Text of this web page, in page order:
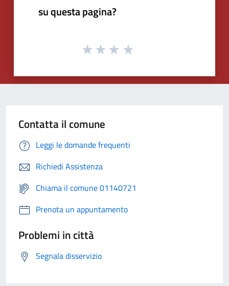
su questa pagina?
Contatta il comune
Leggi le domande frequenti
Richiedi Assistenza
Chiama il comune 01140721
Prenota un appuntamento
Problemi in città
Segnala disservizio